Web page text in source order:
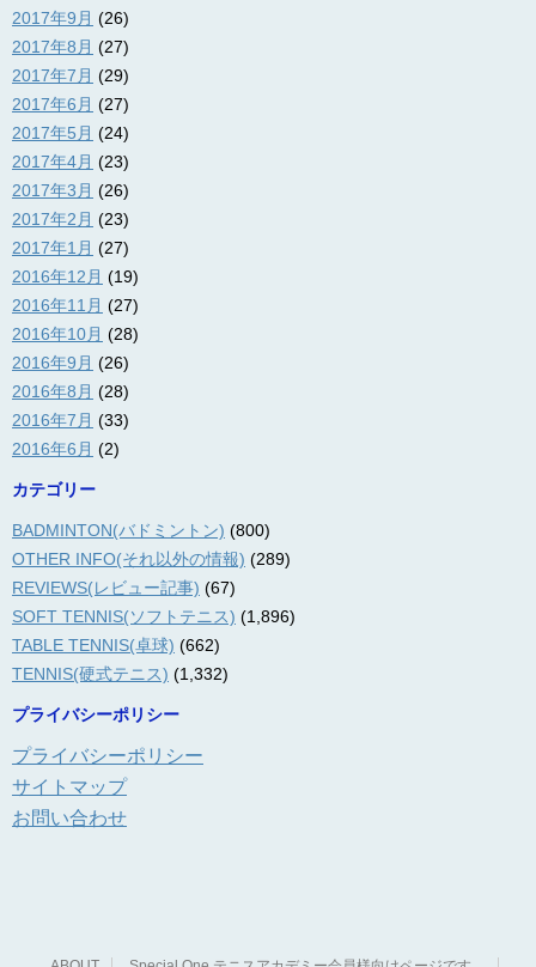
2017年9月 (26)
2017年8月 (27)
2017年7月 (29)
2017年6月 (27)
2017年5月 (24)
2017年4月 (23)
2017年3月 (26)
2017年2月 (23)
2017年1月 (27)
2016年12月 (19)
2016年11月 (27)
2016年10月 (28)
2016年9月 (26)
2016年8月 (28)
2016年7月 (33)
2016年6月 (2)
カテゴリー
BADMINTON(バドミントン) (800)
OTHER INFO(それ以外の情報) (289)
REVIEWS(レビュー記事) (67)
SOFT TENNIS(ソフトテニス) (1,896)
TABLE TENNIS(卓球) (662)
TENNIS(硬式テニス) (1,332)
プライバシーポリシー
プライバシーポリシー
サイトマップ
お問い合わせ